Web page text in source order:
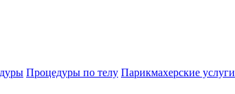
Процедуры по телу Парикмахерские услуги